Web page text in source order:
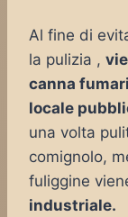
Al fine di
la pulizia ,
canna
locale
una volta
comignolo,
fuliggine
industriale.